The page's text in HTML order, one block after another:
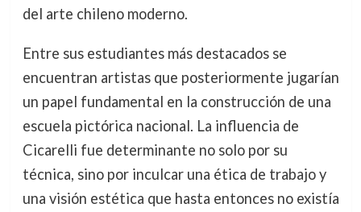
del arte chileno moderno.
Entre sus estudiantes más destacados se
encuentran artistas que posteriormente jugarían
un papel fundamental en la construcción de una
escuela pictórica nacional. La influencia de
Cicarelli fue determinante no solo por su
técnica, sino por inculcar una ética de trabajo y
una visión estética que hasta entonces no existía